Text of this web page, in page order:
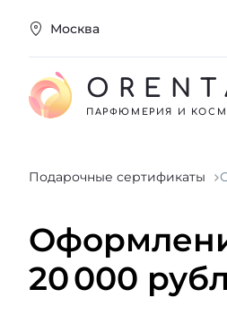
Москва
ПАРФЮМЕРИЯ И
Подарочные сертификаты
20 000